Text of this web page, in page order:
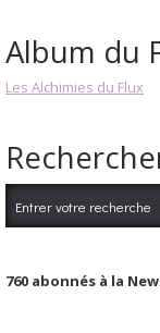
Album du
Les Alchimies du Flux
760 abonnés à la